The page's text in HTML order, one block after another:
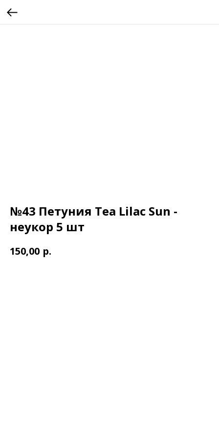
№43 Петуния Tea Lilac Sun -
неукор 5 шт
150,00 р.